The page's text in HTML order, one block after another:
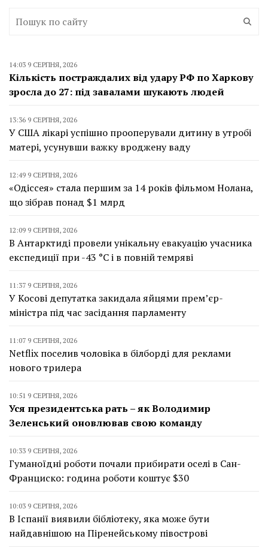
14:03 9 СЕРПНЯ, 2026
Кількість постраждалих від удару РФ по Харкову
зросла до 27: під завалами шукають людей
13:36 9 СЕРПНЯ, 2026
У США лікарі успішно прооперували дитину в утробі
матері, усунувши важку вроджену ваду
12:49 9 СЕРПНЯ, 2026
«Одіссея» стала першим за 14 років фільмом Нолана,
що зібрав понад $1 млрд
12:09 9 СЕРПНЯ, 2026
В Антарктиді провели унікальну евакуацію учасника
експедиції при -43 °C і в повній темряві
11:37 9 СЕРПНЯ, 2026
У Косові депутатка закидала яйцями прем’єр-
міністра під час засідання парламенту
11:07 9 СЕРПНЯ, 2026
Netflix поселив чоловіка в білборді для реклами
нового трилера
10:51 9 СЕРПНЯ, 2026
Уся президентська рать – як Володимир
Зеленський оновлював свою команду
10:33 9 СЕРПНЯ, 2026
Гуманоїдні роботи почали прибирати оселі в Сан-
Франциско: година роботи коштує $30
10:03 9 СЕРПНЯ, 2026
В Іспанії виявили бібліотеку, яка може бути
найдавнішою на Піренейському півострові